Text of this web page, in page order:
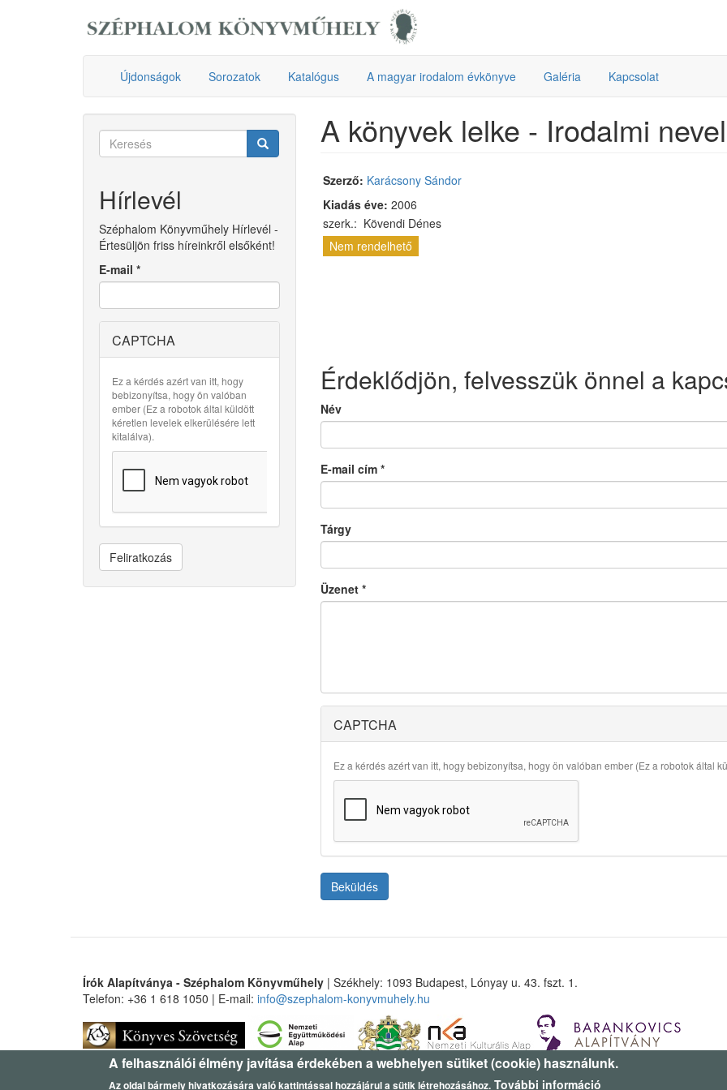
Újdonságok Sorozatok Katalógus A magyar irodalom évkönyve Galéria Kapcsolat
Keresés
Hírlevél
Széphalom Könyvműhely Hírlevél -
Értesüljön friss híreinkről elsőként!
E-mail *
CAPTCHA
Ez a kérdés azért van itt, hogy
bebizonyítsa, hogy ön valóban
ember (Ez a robotok által küldött
kéretlen levelek elkerülésére lett
kitalálva).
Feliratkozás
A könyvek lelke - Irodalmi
Szerző: Karácsony Sándor
Kiadás éve: 2006
szerk.: Kövendi Dénes
Nem rendelhető
Érdeklődjön, felvesszük önnel a
Név
E-mail cím *
Tárgy
Üzenet *
CAPTCHA
Ez a kérdés azért van itt, hogy bebizonyítsa, hogy ön valóban ember (Ez a robotok által
Beküldés
Írók Alapítványa - Széphalom Könyvműhely | Székhely: 1093 Budapest, Lónyay u. 43. fszt. 1.
Telefon: +36 1 618 1050 | E-mail: info@szephalom-konyvmuhely.hu
A felhasználói élmény javítása érdekében a webhelyen sütiket (cookie) használunk.
Az oldal bármely hivatkozására való kattintással hozzájárul a sütik létrehozásához. További információ